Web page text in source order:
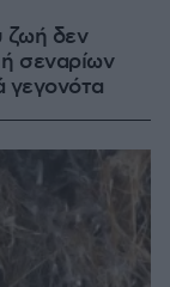
ζωή δεν
ή σεναρίων
γεγονότα